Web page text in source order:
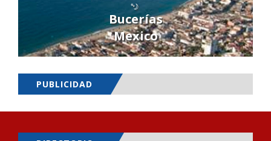
Bucerías
Mexico
PUBLICIDAD